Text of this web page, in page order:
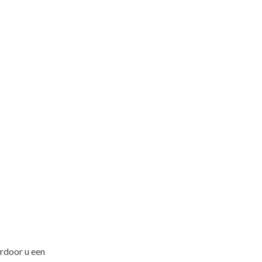
u een